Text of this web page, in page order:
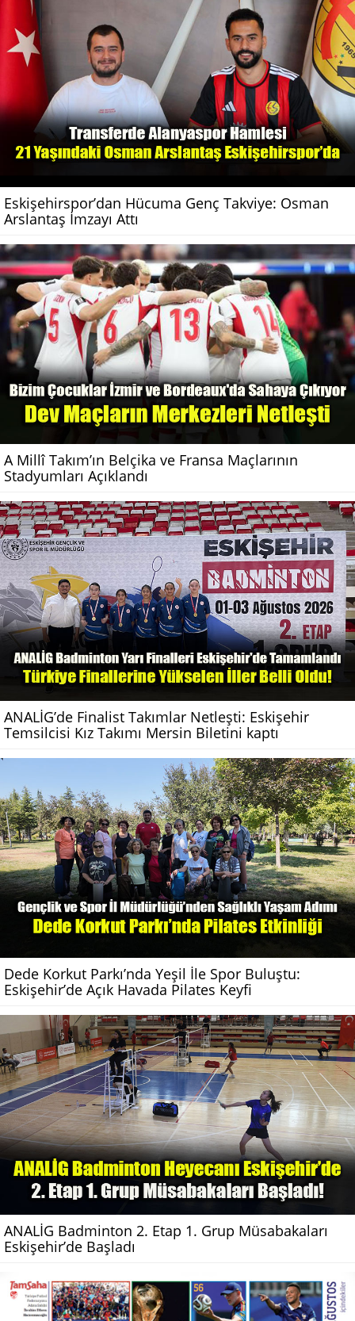
Eskişehirspor’dan Hücuma Genç Takviye: Osman
Arslantaş İmzayı Attı
A Millî Takım’ın Belçika ve Fransa Maçlarının
Stadyumları Açıklandı
ANALİG’de Finalist Takımlar Netleşti: Eskişehir
Temsilcisi Kız Takımı Mersin Biletini kaptı
Dede Korkut Parkı’nda Yeşil İle Spor Buluştu:
Eskişehir’de Açık Havada Pilates Keyfi
ANALİG Badminton 2. Etap 1. Grup Müsabakaları
Eskişehir’de Başladı